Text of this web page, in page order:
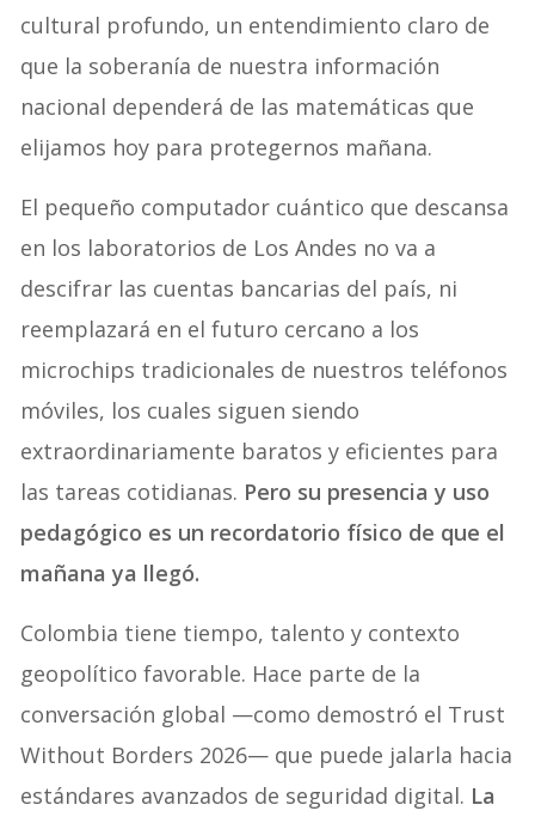
cultural profundo, un entendimiento claro de
que la soberanía de nuestra información
nacional dependerá de las matemáticas que
elijamos hoy para protegernos mañana.
El pequeño computador cuántico que descansa
en los laboratorios de Los Andes no va a
descifrar las cuentas bancarias del país, ni
reemplazará en el futuro cercano a los
microchips tradicionales de nuestros teléfonos
móviles, los cuales siguen siendo
extraordinariamente baratos y eficientes para
las tareas cotidianas. Pero su presencia y uso
pedagógico es un recordatorio físico de que el
mañana ya llegó.
Colombia tiene tiempo, talento y contexto
geopolítico favorable. Hace parte de la
conversación global —como demostró el Trust
Without Borders 2026— que puede jalarla hacia
estándares avanzados de seguridad digital. La